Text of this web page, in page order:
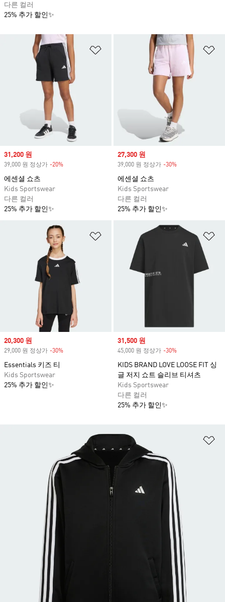
위시리스트 담기
Sale price
31,200 원
39,000 원 정상가 -20%
에센셜 쇼츠
Kids Sportswear
다른 컬러
25% 추가 할인✨
Sale price
27,300 원
39,000 원 정상가 -30%
에센셜 쇼츠
Kids Sportswear
다른 컬러
25% 추가 할인✨
위시리스트 담기
Sale price
20,300 원
29,000 원 정상가 -30%
Essentials 키즈 티
Kids Sportswear
25% 추가 할인✨
Sale price
31,500 원
45,000 원 정상가 -30%
KIDS BRAND LOVE LOOSE FIT 싱
글 저지 쇼트 슬리브 티셔츠
Kids Sportswear
다른 컬러
25% 추가 할인✨
다른 컬러
25% 추가 할인✨